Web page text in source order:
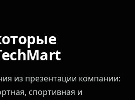
из презентации компании:
спортивная и